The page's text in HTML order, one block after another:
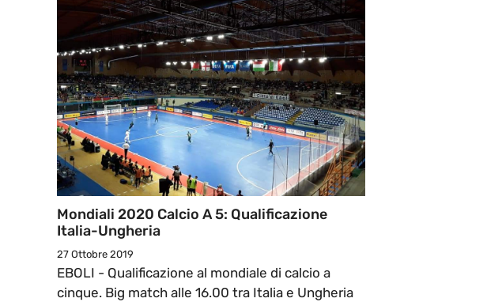
Mondiali 2020 Calcio A 5: Qualificazione
Italia-Ungheria
27 Ottobre 2019
EBOLI - Qualificazione al mondiale di calcio a
cinque. Big match alle 16.00 tra Italia e Ungheria